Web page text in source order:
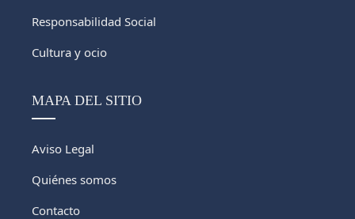
Responsabilidad Social
Cultura y ocio
MAPA DEL SITIO
Aviso Legal
Quiénes somos
Contacto